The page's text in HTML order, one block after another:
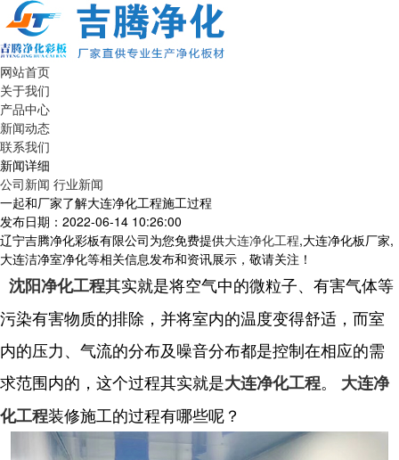
网站首页
关于我们
产品中心
新闻动态
联系我们
新闻详细
公司新闻 行业新闻
一起和厂家了解大连净化工程施工过程
发布日期：2022-06-14 10:26:00
辽宁吉腾净化彩板有限公司为您免费提供大连净化工程,大连净化板厂家,
大连洁净室净化等相关信息发布和资讯展示，敬请关注！
沈阳净化工程其实就是将空气中的微粒子、有害气体等
污染有害物质的排除，并将室内的温度变得舒适，而室
内的压力、气流的分布及噪音分布都是控制在相应的需
求范围内的，这个过程其实就是大连净化工程。 大连净
化工程装修施工的过程有哪些呢？